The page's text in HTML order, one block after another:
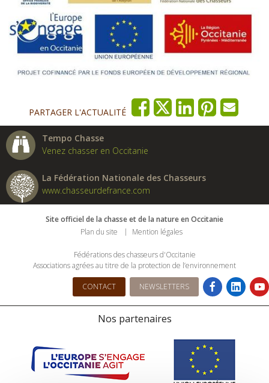
PARTAGER L'ACTUALITÉ
Tempo Chasse
Venez chasser en Occitanie
La Fédération Nationale des Chasseurs
www.chasseurdefrance.com
Site officiel de la chasse et de la nature en Occitanie
Plan du site
Mention légales
Fédérations des chasseurs d'Occitanie
Associations agrées au titre de la protection de l’environnement
CONTACT NEWSLETTERS
Nos partenaires